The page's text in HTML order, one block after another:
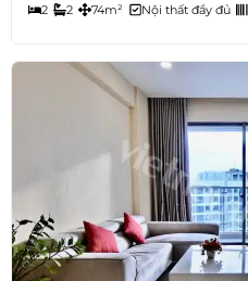
2 2 74m² Nội thất đầy đủ